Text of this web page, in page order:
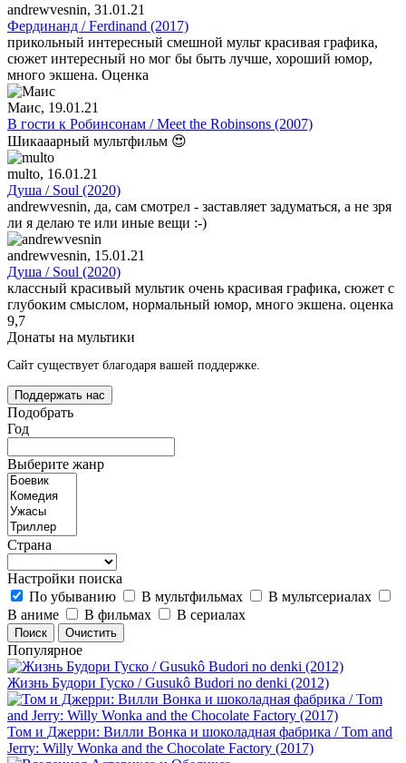
andrewvesnin, 31.01.21
Фердинанд / Ferdinand (2017)
прикольный интересный смешной мульт красивая графика,
сюжет интересный но мог бы быть лучше, хороший юмор,
много экшена. Оценка
Маис, 19.01.21
В гости к Робинсонам / Meet the Robinsons (2007)
Шикааарный мультфильм 😍
multo, 16.01.21
Душа / Soul (2020)
andrewvesnin, да, сам смотрел - заставляет задуматься, а не зря
ли я делаю те или иные вещи :-)
andrewvesnin, 15.01.21
Душа / Soul (2020)
классный красивый мультик очень красивая графика, сюжет с
глубоким смыслом, нормальный юмор, много экшена. оценка
9,7
Донаты на мультики
Сайт существует благодаря вашей поддержке.
Поддержать нас
Подобрать
Год
Выберите жанр
Страна
Настройки поиска
По убыванию
В мультфильмах
В мультсериалах
В аниме
В фильмах В сериалах
Популярное
Жизнь Будори Гуско / Gusukô Budori no denki (2012)
Том и Джерри: Вилли Вонка и шоколадная фабрика / Tom and
Jerry: Willy Wonka and the Chocolate Factory (2017)